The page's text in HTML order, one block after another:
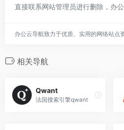
直接联系网站管理员进行删除，办
办公云导航致力于优质、实用的网络站点
相关导航
Qwant
法国搜索引擎qwant